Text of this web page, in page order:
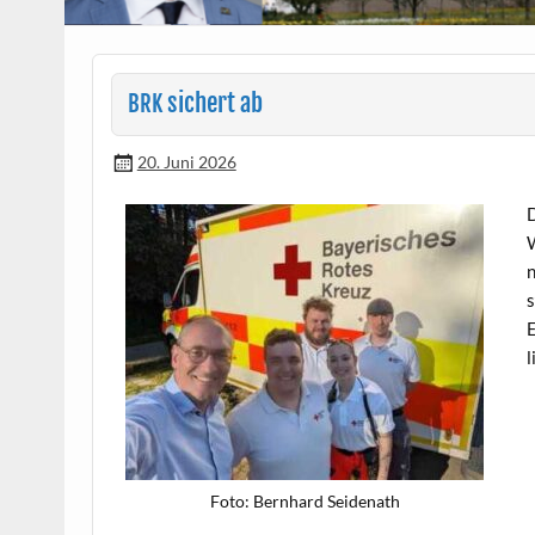
BRKsichert ab
20. Juni 2026
Foto: Bern­hard Seidenath